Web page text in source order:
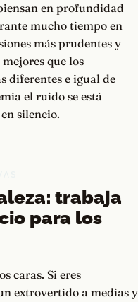
en profundidad
mucho tiempo en
más prudentes y
que los
diferentes e igual de
el ruido se está
silencio.
trabaja
para los
caras. Si eres
extrovertido a medias y